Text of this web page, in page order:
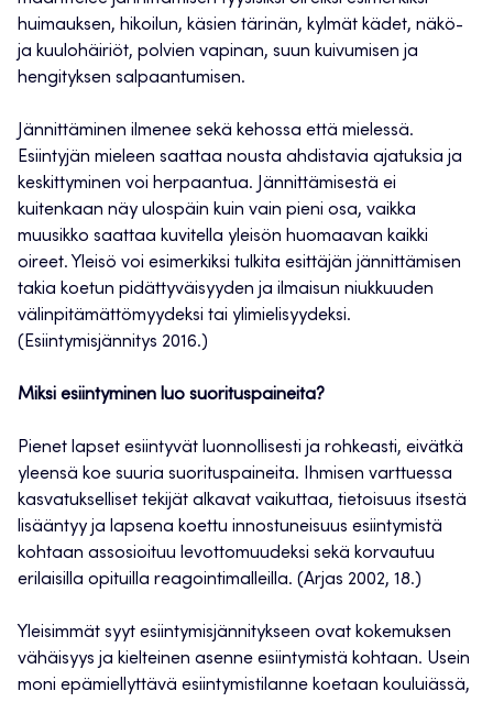
huimauksen, hikoilun, käsien tärinän, kylmät kädet, näkö-
ja kuulohäiriöt, polvien vapinan, suun kuivumisen ja
hengityksen salpaantumisen.
Jännittäminen ilmenee sekä kehossa että mielessä.
Esiintyjän mieleen saattaa nousta ahdistavia ajatuksia ja
keskittyminen voi herpaantua. Jännittämisestä ei
kuitenkaan näy ulospäin kuin vain pieni osa, vaikka
muusikko saattaa kuvitella yleisön huomaavan kaikki
oireet. Yleisö voi esimerkiksi tulkita esittäjän jännittämisen
takia koetun pidättyväisyyden ja ilmaisun niukkuuden
välinpitämättömyydeksi tai ylimielisyydeksi.
(Esiintymisjännitys 2016.)
Miksi esiintyminen luo suorituspaineita?
Pienet lapset esiintyvät luonnollisesti ja rohkeasti, eivätkä
yleensä koe suuria suorituspaineita. Ihmisen varttuessa
kasvatukselliset tekijät alkavat vaikuttaa, tietoisuus itsestä
lisääntyy ja lapsena koettu innostuneisuus esiintymistä
kohtaan assosioituu levottomuudeksi sekä korvautuu
erilaisilla opituilla reagointimalleilla. (Arjas 2002, 18.)
Yleisimmät syyt esiintymisjännitykseen ovat kokemuksen
vähäisyys ja kielteinen asenne esiintymistä kohtaan. Usein
moni epämiellyttävä esiintymistilanne koetaan kouluiässä,